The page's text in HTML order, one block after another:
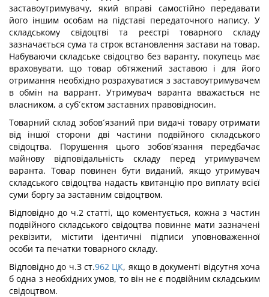
заставоутримувачу, який вправі самостійно передавати
його іншим особам на підставі передаточного напису. У
складському свідоцтві та реєстрі товарного складу
зазначається сума та строк встановлення застави на товар.
Набуваючи складське свідоцтво без варанту, покупець має
враховувати, що товар обтяжений заставою і для його
отримання необхідно розрахуватися з заставоутримувачем
в обмін на варрант. Утримувач варанта вважається не
власником, а суб´єктом заставних правовідносин.
Товарний склад зобов´язаний при видачі товару отримати
від іншої сторони дві частини подвійного складського
свідоцтва. Порушення цього зобов´язання передбачає
майнову відповідальність складу перед утримувачем
варанта. Товар повинен бути виданий, якщо утримувач
складського свідоцтва надасть квитанцію про виплату всієї
суми боргу за заставним свідоцтвом.
Відповідно до ч.2 статті, що коментується, кожна з частин
подвійного складського свідоцтва повинне мати зазначені
реквізити, містити ідентичні підписи уповноваженної
особи та печатки товарного складу.
Відповідно до ч.З ст.962 ЦК, якщо в документі відсутня хоча
б одна з необхідних умов, то він не є подвійним складським
свідоцтвом.